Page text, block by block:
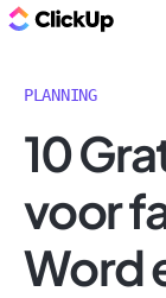
PLANNING
10
voor
Word